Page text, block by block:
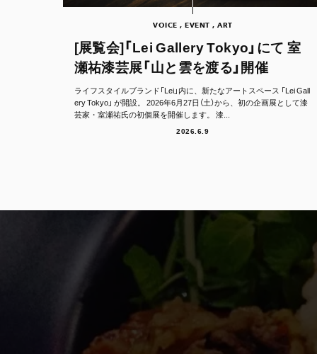
VOICE , EVENT , ART
[展覧会]「Lei Gallery Tokyo」にて 室
瀬祐漆芸展「山と雲を渡る」開催
ライフスタイルブランド「Lei」内に、新たなアートスペース 「Lei Gall
ery Tokyo」 が開設。 2026年6月27日（土）から、初の企画展として漆
芸家・室瀬祐氏の初個展を開催します。 漆...
2026.6.9